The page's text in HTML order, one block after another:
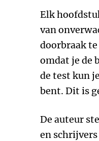
Elk
van
doorbraak
omdat je de
de test kun
bent. Dit is
De auteur
en